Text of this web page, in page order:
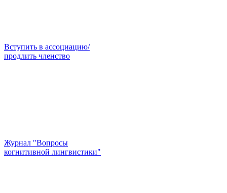
Вступить в ассоциацию/
продлить членство
Журнал "Вопросы
когнитивной лингвистики"